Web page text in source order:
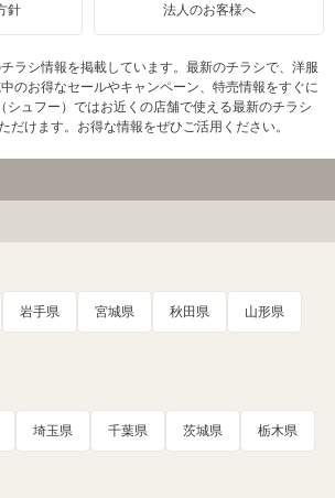
針 法人のお客様へ
ラシ情報を掲載しています。最新のチラシで、洋服
のお得なセールやキャンペーン、特売情報をすぐに
シュフー）ではお近くの店舗で使える最新のチラシ
だけます。お得な情報をぜひご活用ください。
岩手県 宮城県 秋田県 山形県
埼玉県 千葉県 茨城県 栃木県